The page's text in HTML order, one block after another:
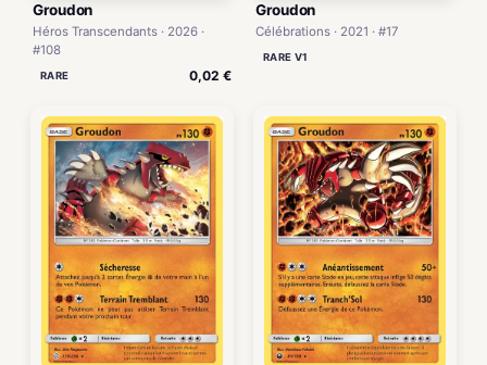
Groudon
Héros Transcendants · 2026 ·
#108
RARE 0,02 €
Groudon
Célébrations · 2021 · #17
RARE V1